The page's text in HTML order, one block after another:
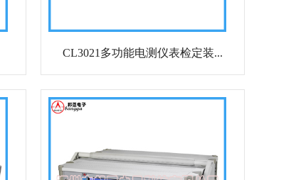
CL3021多功能电测仪表检定装...